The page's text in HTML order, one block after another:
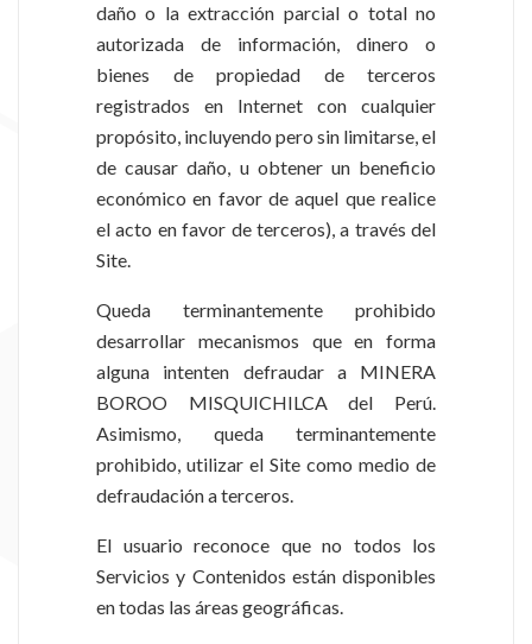
daño o la extracción parcial o total no
autorizada de información, dinero o
bienes de propiedad de terceros
registrados en Internet con cualquier
propósito, incluyendo pero sin limitarse, el
de causar daño, u obtener un beneficio
económico en favor de aquel que realice
el acto en favor de terceros), a través del
Site.
Queda terminantemente prohibido
desarrollar mecanismos que en forma
alguna intenten defraudar a MINERA
BOROO MISQUICHILCA del Perú.
Asimismo, queda terminantemente
prohibido, utilizar el Site como medio de
defraudación a terceros.
El usuario reconoce que no todos los
Servicios y Contenidos están disponibles
en todas las áreas geográficas.